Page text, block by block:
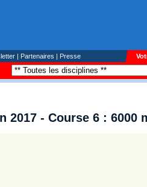
| Partenaires | Presse
2017 - Course 6 : 6000